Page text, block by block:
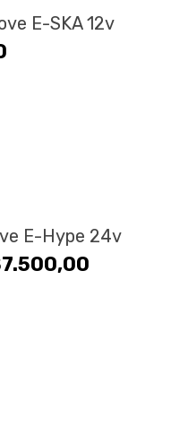
E-SKA 12v
E-Hype 24v
7.500,00O